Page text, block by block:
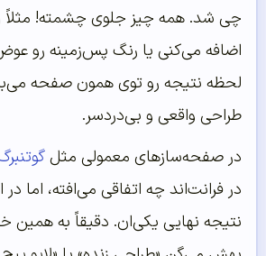
چی شد. همه چیز جلوی چشمته! مثلاً
اضافه می‌کنی یا رنگ پس‌زمینه رو
لحظه نتیجه رو توی همون صفحه
طراحی واقعی و بی‌دردسر.
در صفحه‌سازهای معمولی مثل
در فرانت‌اند چه اتفاقی می‌افته، اما در
نتیجه نهایی یکی‌ان. دقیقاً به همین